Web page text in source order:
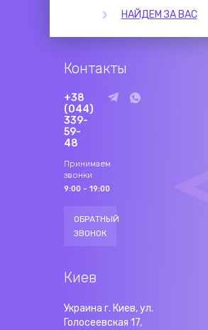
НАЙДЕМ ЗА ВАС
Контакты
+38
(044)
339-
59-
48
Принимаем
звонки
9:00 - 19:00
ОБРАТНЫЙ
ЗВОНОК
Киев
Украина г. Киев, ул.
Голосеевская 17,